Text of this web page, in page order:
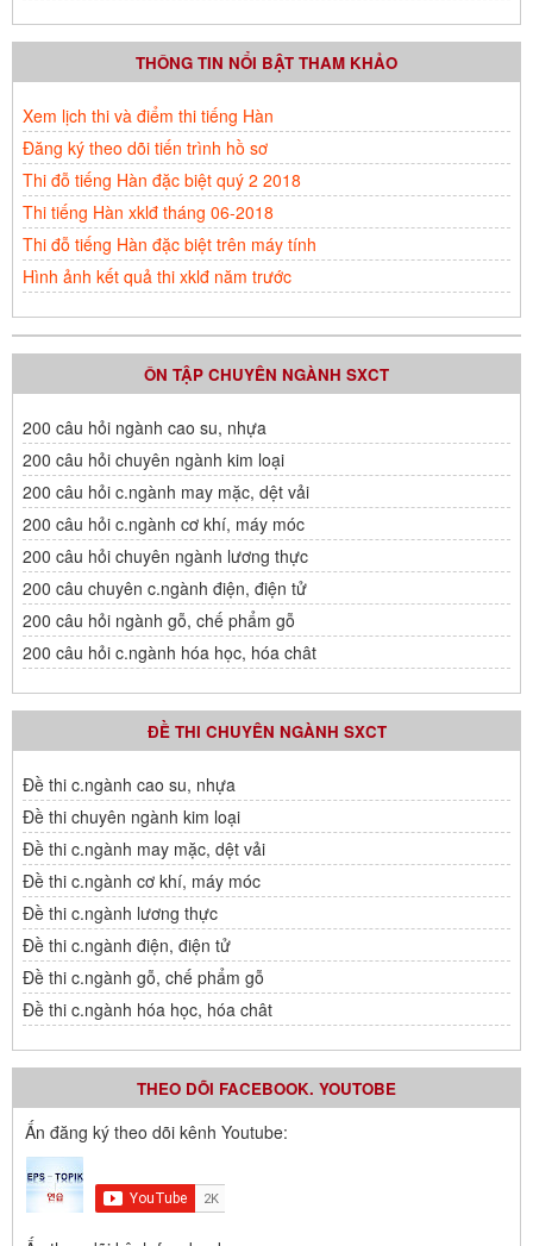
THÔNG TIN NỔI BẬT THAM KHẢO
Xem lịch thi và điểm thi tiếng Hàn
Đăng ký theo dõi tiến trình hồ sơ
Thi đỗ tiếng Hàn đặc biệt quý 2 2018
Thi tiếng Hàn xklđ tháng 06-2018
Thi đỗ tiếng Hàn đặc biệt trên máy tính
Hình ảnh kết quả thi xklđ năm trước
ÔN TẬP CHUYÊN NGÀNH SXCT
200 câu hỏi ngành cao su, nhựa
200 câu hỏi chuyên ngành kim loại
200 câu hỏi c.ngành may mặc, dệt vải
200 câu hỏi c.ngành cơ khí, máy móc
200 câu hỏi chuyên ngành lương thực
200 câu chuyên c.ngành điện, điện tử
200 câu hỏi ngành gỗ, chế phẩm gỗ
200 câu hỏi c.ngành hóa học, hóa chât
ĐỀ THI CHUYÊN NGÀNH SXCT
Đề thi c.ngành cao su, nhựa
Đề thi chuyên ngành kim loại
Đề thi c.ngành may mặc, dệt vải
Đề thi c.ngành cơ khí, máy móc
Đề thi c.ngành lương thực
Đề thi c.ngành điện, điện tử
Đề thi c.ngành gỗ, chế phẩm gỗ
Đề thi c.ngành hóa học, hóa chât
THEO DÕI FACEBOOK. YOUTOBE
Ấn đăng ký theo dõi kênh Youtube: